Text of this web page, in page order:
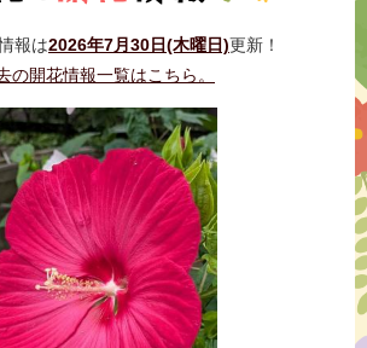
報は2026年7月30日(木曜日)更新！
の開花情報一覧はこちら。